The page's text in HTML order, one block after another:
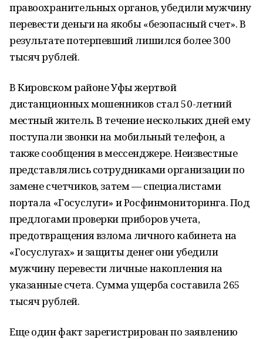
правоохранительных органов, убедили мужчину
перевести деньги на якобы «безопасный счет». В
результате потерпевший лишился более 300
тысяч рублей.
В Кировском районе Уфы жертвой
дистанционных мошенников стал 50-летний
местный житель. В течение нескольких дней ему
поступали звонки на мобильный телефон, а
также сообщения в мессенджере. Неизвестные
представлялись сотрудниками организации по
замене счетчиков, затем — специалистами
портала «Госуслуги» и Росфинмониторинга. Под
предлогами проверки приборов учета,
предотвращения взлома личного кабинета на
«Госуслугах» и защиты денег они убедили
мужчину перевести личные накопления на
указанные счета. Сумма ущерба составила 265
тысяч рублей.
Еще один факт зарегистрирован по заявлению